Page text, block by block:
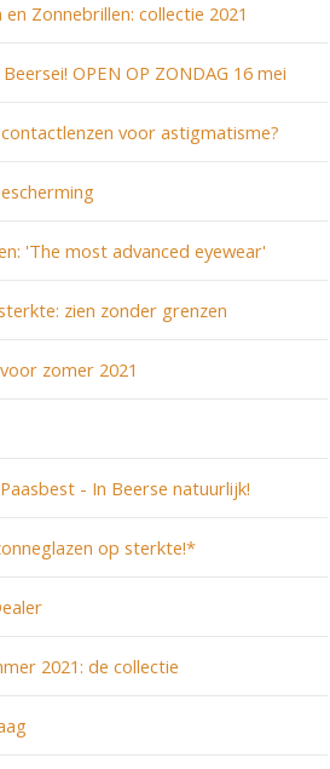
Zonnebrillen: collectie 2021
OPEN OP ZONDAG 16 mei
voor astigmatisme?
'The most advanced eyewear'
zien zonder grenzen
zomer 2021
- In Beerse natuurlijk!
op sterkte!*
2021: de collectie